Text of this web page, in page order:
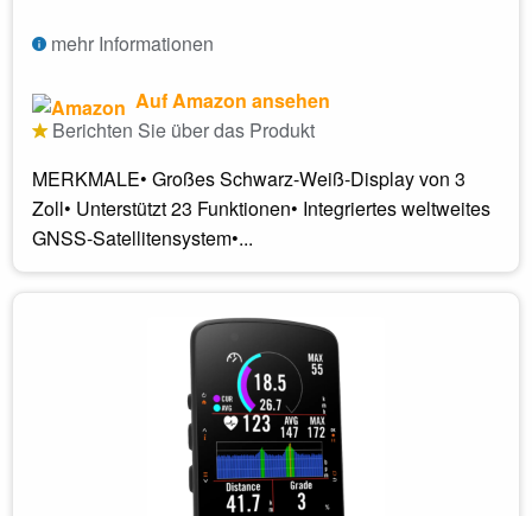
mehr Informationen
Auf Amazon ansehen
Berichten Sie über das Produkt
MERKMALE• Großes Schwarz-Weiß-Display von 3
Zoll• Unterstützt 23 Funktionen• Integriertes weltweites
GNSS-Satellitensystem•...